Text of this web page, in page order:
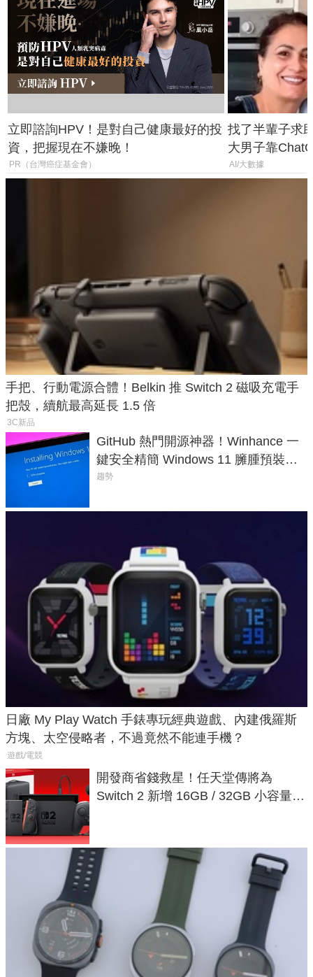
立即諮詢HPV！是對自己健康最好的投
資，把握現在不嫌晚！
PR（台灣癌症基金會）
找了半輩子求
大男子靠
年家人
AI/大數據
手把、行動電源合體！Belkin 推 Switch 2 磁吸充電手
把殼，續航最高延長 1.5 倍
3C新品
GitHub 熱門開源神器！Winhance 一
鍵安全精簡 Windows 11 臃腫預裝軟
體與後台追蹤
趨勢
日廠 My Play Watch 手錶專玩經典遊戲、內建俄羅斯
方塊、太空侵略者，不過竟然不能連手機？
遊戲/電競
開發商省錢救星！任天堂傳將為
Switch 2 新增 16GB / 32GB 小容量遊